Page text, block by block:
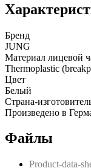
Бренд
JUNG
Материал лицевой
Thermoplastic
Цвет
Белый
Страна-
Произведено в
Файлы
Product-data-